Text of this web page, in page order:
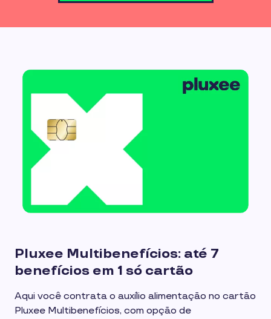
Pluxee Multibenefícios: até 7
benefícios em 1 só cartão
Aqui você contrata o auxílio alimentação no cartão
Pluxee Multibenefícios, com opção de